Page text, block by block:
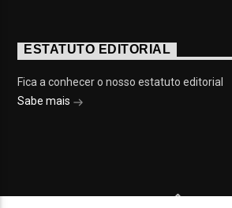
ESTATUTO EDITORIAL
Fica a conhecer o nosso estatuto editorial
Sabe mais